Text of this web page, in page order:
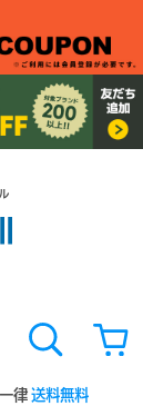
律送料無料